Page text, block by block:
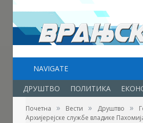
NAVIGATE
ДРУШТВО ПОЛИТИКА
Почетна » Вести » Друштво »
Архијерејске службе владике